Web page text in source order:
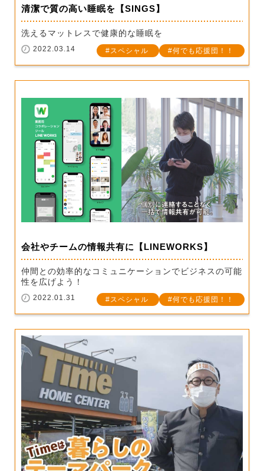
清潔で質の高い睡眠を【SINGS】
洗えるマットレスで健康的な睡眠を
2022.03.14 スペシャル 何でも応援団！！
会社やチームの情報共有に【LINEWORKS】
仲間との効率的なコミュニケーションでビジネスの可能
性を広げよう！
2022.01.31 スペシャル 何でも応援団！！